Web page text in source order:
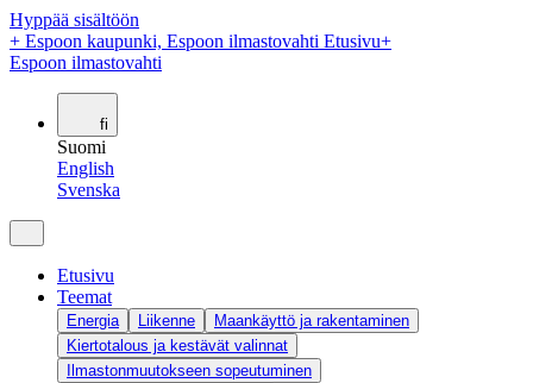
Hyppää sisältöön
+ Espoon kaupunki, Espoon ilmastovahti Etusivu+
Espoon ilmastovahti
fi
Suomi
English
Svenska
Etusivu
Teemat
Energia Liikenne
Maankäyttö ja rakentaminen
Kiertotalous ja kestävät valinnat
Ilmastonmuutokseen sopeutuminen